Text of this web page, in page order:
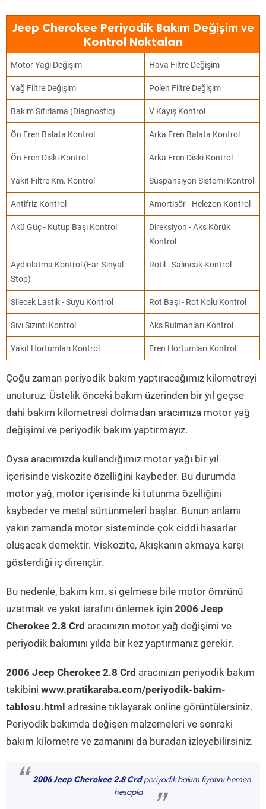
Jeep Cherokee Periyodik Bakım Değişim ve
Kontrol Noktaları
Motor Yağı Değişim Hava Filtre Değişim
Yağ Filtre Değişim Polen Filtre Değişim
Bakım Sıfırlama (Diagnostic) V Kayış Kontrol
Ön Fren Balata Kontrol Arka Fren Balata Kontrol
Ön Fren Diski Kontrol Arka Fren Diski Kontrol
Yakıt Filtre Km. Kontrol Süspansiyon Sistemi Kontrol
Antifriz Kontrol Amortisör - Helezon Kontrol
Akü Güç - Kutup Başı Kontrol
Direksiyon - Aks Körük
Kontrol
Aydınlatma Kontrol (Far-Sinyal-
Stop)
Rotil - Salıncak Kontrol
Silecek Lastik - Suyu Kontrol Rot Başı - Rot Kolu Kontrol
Sıvı Sızıntı Kontrol Aks Rulmanları Kontrol
Yakıt Hortumları Kontrol Fren Hortumları Kontrol
Çoğu zaman periyodik bakım yaptıracağımız kilometreyi
unuturuz. Üstelik önceki bakım üzerinden bir yıl geçse
dahi bakım kilometresi dolmadan aracımıza motor yağ
değişimi ve periyodik bakım yaptırmayız.
Oysa aracımızda kullandığımız motor yağı bir yıl
içerisinde viskozite özelliğini kaybeder. Bu durumda
motor yağ, motor içerisinde ki tutunma özelliğini
kaybeder ve metal sürtünmeleri başlar. Bunun anlamı
yakın zamanda motor sisteminde çok ciddi hasarlar
oluşacak demektir. Viskozite, Akışkanın akmaya karşı
gösterdiği iç dirençtir.
Bu nedenle, bakım km. si gelmese bile motor ömrünü
uzatmak ve yakıt israfını önlemek için 2006 Jeep
Cherokee 2.8 Crd aracınızın motor yağ değişimi ve
periyodik bakımını yılda bir kez yaptırmanız gerekir.
2006 Jeep Cherokee 2.8 Crd aracınızın periyodik bakım
takibini www.pratikaraba.com/periyodik-bakim-
tablosu.html adresine tıklayarak online görüntülersiniz.
Periyodik bakımda değişen malzemeleri ve sonraki
bakım kilometre ve zamanını da buradan izleyebilirsiniz.
“ 2006 Jeep Cherokee 2.8 Crdperiyodik bakım fiyatını hemen
hesapla